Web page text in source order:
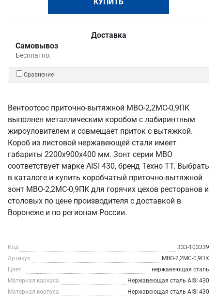
Доставка
Самовывоз
Бесплатно.
Сравнение
Вентоотсос приточно-вытяжной МВО-2,2МС-0,9ПК
выполнен металлическим коробом с лабиринтным
жироуловителем и совмещает приток с вытяжкой.
Короб из листовой нержавеющей стали имеет
габариты 2200х900х400 мм. Зонт серии МВО
соответствует марке AISI 430, бренд Техно ТТ. Выбрать
в каталоге и купить коробчатый приточно-вытяжной
зонт МВО-2,2МС-0,9ПК для горячих цехов ресторанов и
столовых по цене производителя с доставкой в
Воронеже и по регионам России.
Код
333-103339
Артикул
МВО-2,2МС-0,9ПК
Цвет
нержавеющая сталь
Материал каркаса
Нержавеющая сталь AISI 430
Материал корпуса
Нержавеющая сталь AISI 430